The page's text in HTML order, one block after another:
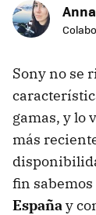
Sony no se
gamas, y lo
más
fin sabemos
España y